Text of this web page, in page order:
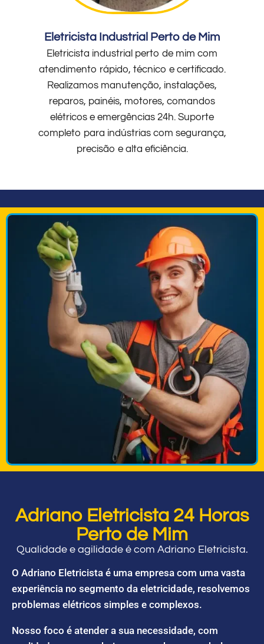
Eletricista Industrial Perto de Mim
Eletricista industrial perto de mim com
atendimento rápido, técnico e certificado.
Realizamos manutenção, instalações,
reparos, painéis, motores, comandos
elétricos e emergências 24h. Suporte
completo para indústrias com segurança,
precisão e alta eficiência.
Adriano Eletricista 24 Horas
Perto de Mim
Qualidade e agilidade é com Adriano Eletricista.
O Adriano Eletricista é uma empresa com uma vasta
experiência no segmento da eletricidade, resolvemos
problemas elétricos simples e complexos.
Nosso foco é atender a sua necessidade, com